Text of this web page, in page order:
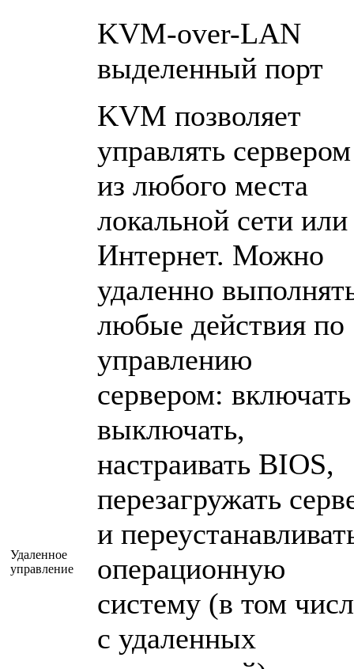
Удаленное
управление
KVM-over-LAN
выделенный порт
KVM позволяет
управлять сервером
из любого места
локальной сети или
Интернет. Можно
удаленно
любые действия по
управлению
сервером:
выключать,
настраивать BIOS,
перезагружать
и
операционную
систему (в том
с удаленных